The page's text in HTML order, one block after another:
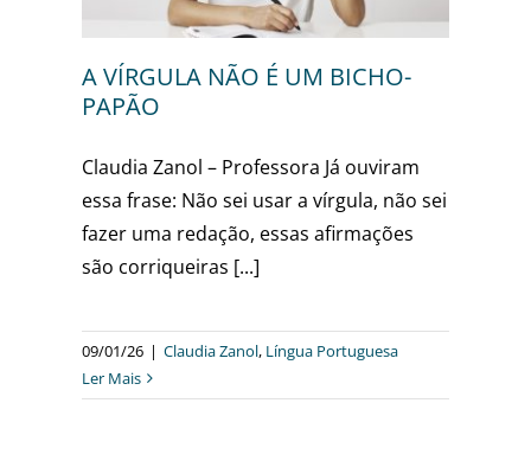
A VÍRGULA NÃO É UM BICHO-
PAPÃO
Claudia Zanol – Professora Já ouviram
essa frase: Não sei usar a vírgula, não sei
fazer uma redação, essas afirmações
são corriqueiras [...]
09/01/26 | Claudia Zanol, Língua Portuguesa
Ler Mais